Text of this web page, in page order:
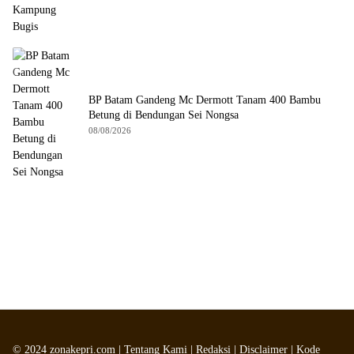
BP Batam Gandeng Mc Dermott Tanam 400 Bambu
Betung di Bendungan Sei Nongsa
08/08/2026
© 2024 zonakepri.com | Tentang Kami Redaksi Disclaimer Kode